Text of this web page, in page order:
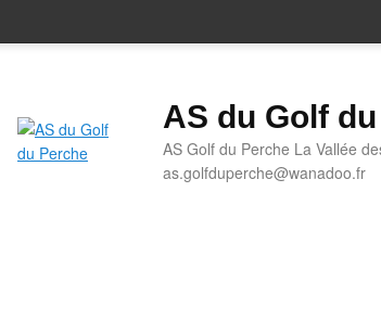
AS du Golf
AS Golf du Perche La Vallée
as.golfduperche@wanadoo.fr